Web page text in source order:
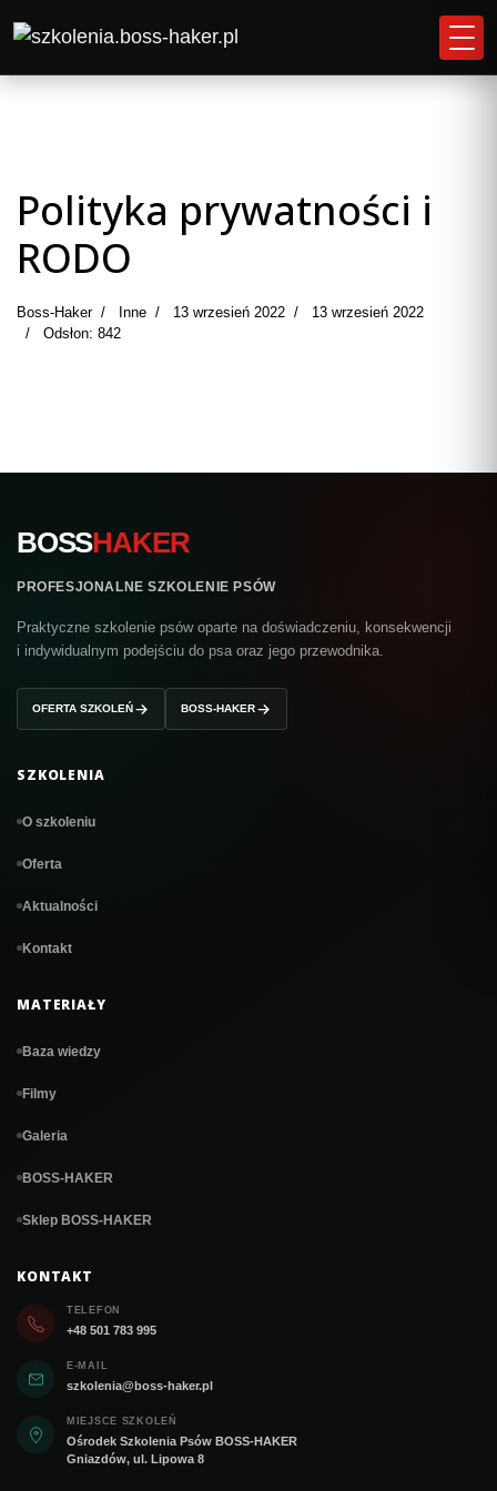
Polityka prywatności i
RODO
Boss-Haker Inne 13 wrzesień 2022
13 wrzesień 2022
Odsłon: 842
BOSSHAKER
PROFESJONALNE SZKOLENIE PSÓW
Praktyczne szkolenie psów oparte na doświadczeniu, konsekwencji
i indywidualnym podejściu do psa oraz jego przewodnika.
OFERTA SZKOLEŃ BOSS-HAKER
SZKOLENIA
O szkoleniu
Oferta
Aktualności
Kontakt
MATERIAŁY
Baza wiedzy
Filmy
Galeria
BOSS-HAKER
Sklep BOSS-HAKER
KONTAKT
TELEFON
+48 501 783 995
E-MAIL
szkolenia@boss-haker.pl
MIEJSCE SZKOLEŃ
Ośrodek Szkolenia Psów BOSS-HAKER
Gniazdów, ul. Lipowa 8